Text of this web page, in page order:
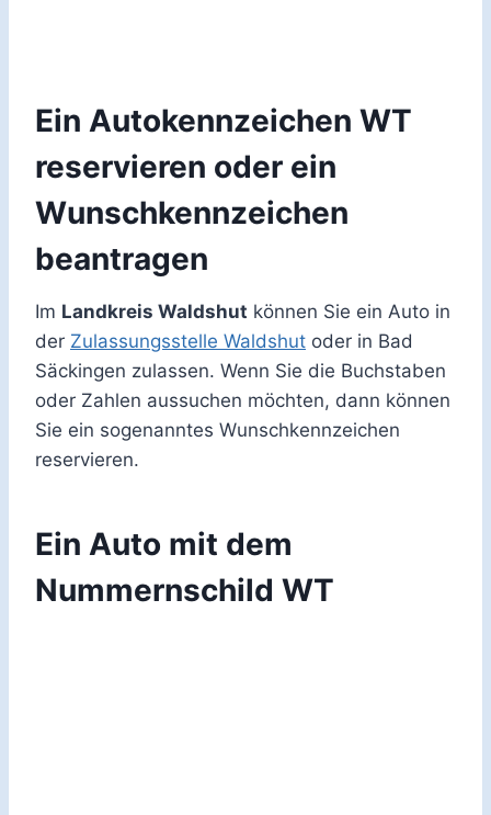
Ein Autokennzeichen WT
reservieren oder ein
Wunschkennzeichen
beantragen
Im Landkreis Waldshut können Sie ein Auto in
der Zulassungsstelle Waldshut oder in Bad
Säckingen zulassen. Wenn Sie die Buchstaben
oder Zahlen aussuchen möchten, dann können
Sie ein sogenanntes Wunschkennzeichen
reservieren.
Ein Auto mit dem
Nummernschild WT